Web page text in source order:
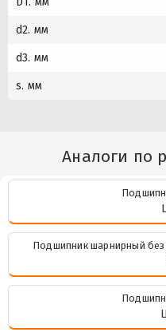
d2. мм
d3. мм
s. мм
Аналоги по
Подшипник шарнирный без